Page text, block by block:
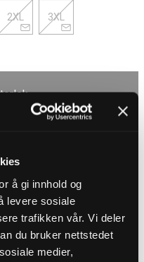
å gi innhold og
levere sosiale
trafikken vår. Vi deler
du bruker nettstedet
medier,
2XL 3XL
kr
klassiska fickor och två
modell som är ett måste